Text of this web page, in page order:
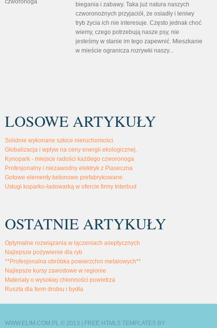
biegania i zabawy. Taka już natura naszych
czworonożnych przyjaciół, że osiadły i leniwy
tryb życia ich nie interesuje. Często jednak choć
wiemy, czego potrzebują nasze psy, nie
jesteśmy w stanie im tego zapewnić. Mieszkanie
w mieście ogranicza rozrywki naszy...
LOSOWE ARTYKUŁY
Solidnie wykonane szkice nieruchomości
Globalizacja i wpływ na ceny energii ekologicznej.
Kynopark - miejsce radości każdego czworonoga
Profesjonalny i niezawodny elektryk z Piaseczna
Gotowe elementy betonowe prefabrykowane.
Usługi koparko-ładowarką w ofercie firmy Interbud
OSTATNIE ARTYKUŁY
Optymalne rozwiązania w łączeniach aseptycznych
Najlepsze pożywienie dla ryb
**Profesjonalna obróbka powierzchni metalowych**
Najlepsze kursy zawodowe w regionie
Materiały o wysokiej chłonności powietrza
Ruszta dla ferm drobiu i bydła
WWW.ELIM.COM.PL © 2013 | FREE HTML5 TEMPLATES BY